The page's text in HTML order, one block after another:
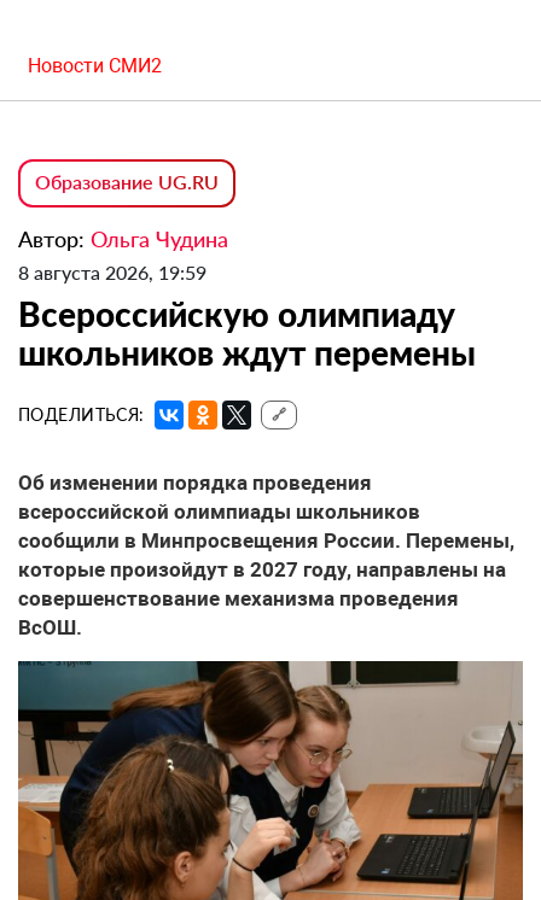
Новости СМИ2
Образование UG.RU
Автор: Ольга Чудина
8 августа 2026, 19:59
Всероссийскую олимпиаду
школьников ждут перемены
ПОДЕЛИТЬСЯ: 🔗
Об изменении порядка проведения
всероссийской олимпиады школьников
сообщили в Минпросвещения России. Перемены,
которые произойдут в 2027 году, направлены на
совершенствование механизма проведения
ВсОШ.